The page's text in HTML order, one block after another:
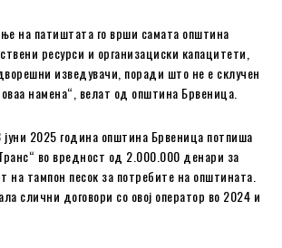
на патиштата го врши самата oпштина
ресурси и организациски капацитети,
изведувачи, поради што не е склучен
намена“, велат од oпштина Брвеница.
јуни 2025 година oпштина Брвеница потпиша
во вредност од 2.000.000 денари за
на тампон песок за потребите на општината.
слични договори со овој оператор во 2024 и